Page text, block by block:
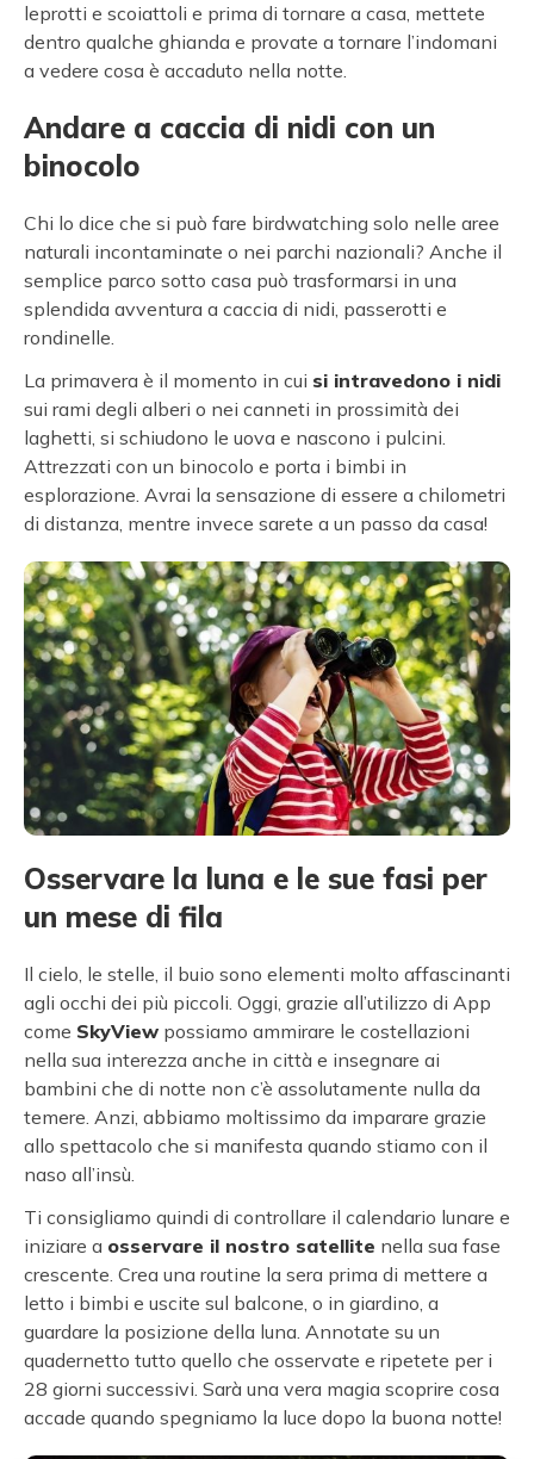
leprotti e scoiattoli e prima di tornare a casa, mettete
dentro qualche ghianda e provate a tornare l’indomani
a vedere cosa è accaduto nella notte.
Andare a caccia di nidi con un
binocolo
Chi lo dice che si può fare birdwatching solo nelle aree
naturali incontaminate o nei parchi nazionali? Anche il
semplice parco sotto casa può trasformarsi in una
splendida avventura a caccia di nidi, passerotti e
rondinelle.
La primavera è il momento in cui si intravedono i nidi
sui rami degli alberi o nei canneti in prossimità dei
laghetti, si schiudono le uova e nascono i pulcini.
Attrezzati con un binocolo e porta i bimbi in
esplorazione. Avrai la sensazione di essere a chilometri
di distanza, mentre invece sarete a un passo da casa!
Osservare la luna e le sue fasi per
un mese di fila
Il cielo, le stelle, il buio sono elementi molto affascinanti
agli occhi dei più piccoli. Oggi, grazie all’utilizzo di App
come SkyView possiamo ammirare le costellazioni
nella sua interezza anche in città e insegnare ai
bambini che di notte non c’è assolutamente nulla da
temere. Anzi, abbiamo moltissimo da imparare grazie
allo spettacolo che si manifesta quando stiamo con il
naso all’insù.
Ti consigliamo quindi di controllare il calendario lunare e
iniziare a osservare il nostro satellite nella sua fase
crescente. Crea una routine la sera prima di mettere a
letto i bimbi e uscite sul balcone, o in giardino, a
guardare la posizione della luna. Annotate su un
quadernetto tutto quello che osservate e ripetete per i
28 giorni successivi. Sarà una vera magia scoprire cosa
accade quando spegniamo la luce dopo la buona notte!